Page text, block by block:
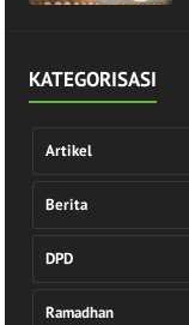
KATEGORISASI
Artikel
Berita
DPD
Ramadhan